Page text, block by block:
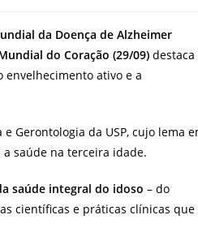
da Doença de Alzheimer
do Coração (29/09) destaca
envelhecimento ativo e a
Gerontologia da USP, cujo lema
saúde na terceira idade.
saúde integral do idoso – do
científicas e práticas clínicas que